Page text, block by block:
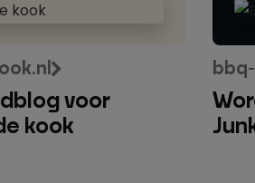
voor
kook
voor
BBQ